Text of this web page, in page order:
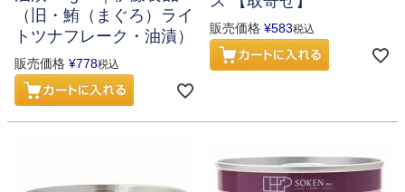
（旧・鮪（まぐろ）ライ
トツナフレーク・油漬）
販売価格 ¥778税込
販売価格 ¥583税込